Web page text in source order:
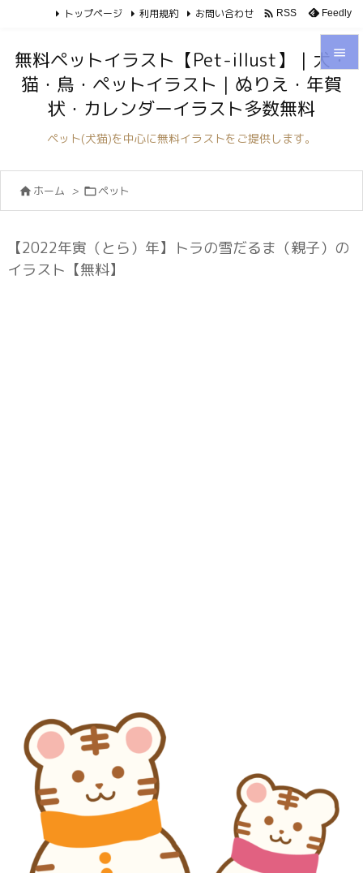



トップページ 利用規約 お問い合わせ  RSS Feedly
無料ペットイラスト【Pet-illust】｜犬・
猫・鳥・ペットイラスト｜ぬりえ・年賀
状・カレンダーイラスト多数無料
ペット(犬猫)を中心に無料イラストをご提供します。
 ホーム > ペット
【2022年寅（とら）年】トラの雪だるま（親子）の
イラスト【無料】